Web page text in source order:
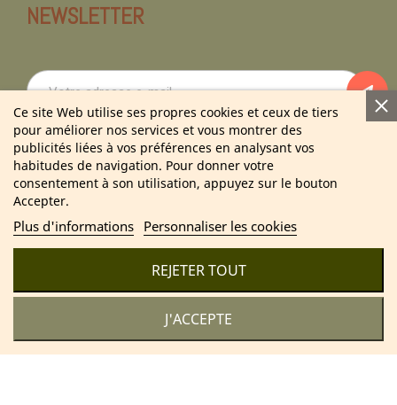
NEWSLETTER
En vous abonnant à notre newsletter vous acceptez notre politique de
confidentialité.
2025 Cosmétique Naturel France – Soins & bien-être 100 %
naturels
Ce site Web utilise ses propres cookies et ceux de tiers
pour améliorer nos services et vous montrer des
publicités liées à vos préférences en analysant vos
habitudes de navigation. Pour donner votre
consentement à son utilisation, appuyez sur le bouton
Accepter.
Plus d'informations Personnaliser les cookies
REJETER TOUT
J'ACCEPTE